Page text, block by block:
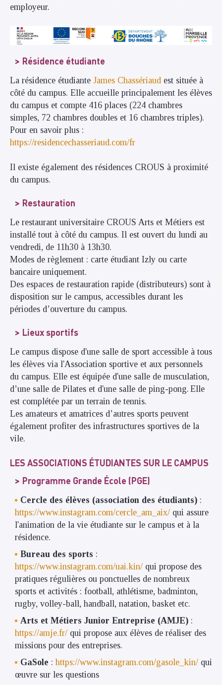
employeur.
Résidence étudiante
La résidence étudiante James Chassériaud est située à
côté du campus. Elle accueille principalement les élèves
du campus et compte 416 places (224 chambres
simples, 72 chambres doubles et 16 chambres triples).
Pour en savoir plus :
https://residencechasseriaud.com/fr
Il existe également des résidences CROUS à proximité
du campus.
Restauration
Le restaurant universitaire CROUS Arts et Métiers est
installé tout à côté du campus. Il est ouvert du lundi au
vendredi, de 11h30 à 13h30.
Modes de règlement : carte étudiant Izly ou carte
bancaire uniquement.
Des espaces de restauration rapide (distributeurs) sont à
disposition sur le campus, accessibles durant les
périodes d’ouverture du campus.
Lieux sportifs
Le campus dispose d'une salle de sport accessible à tous
les élèves via l'Association sportive et aux personnels
du campus. Elle est équipée d'une salle de musculation,
d’une salle de Pilates et d'une salle de ping-pong. Elle
est complétée par un terrain de tennis.
Les amateurs et amatrices d’autres sports peuvent
également profiter des infrastructures sportives de la
vile.
LES ASSOCIATIONS ÉTUDIANTES SUR LE CAMPUS
Programme Grande École (PGE)
Cercle des élèves (association des étudiants) :
https://www.instagram.com/cercle_am_aix/ qui assure
l'animation de la vie étudiante sur le campus et à la
résidence.
Bureau des sports :
https://www.instagram.com/uai.kin/ qui propose des
pratiques régulières ou ponctuelles de nombreux
sports et activités : football, athlétisme, badminton,
rugby, volley-ball, handball, natation, basket etc.
Arts et Métiers Junior Entreprise (AMJE) :
https://amje.fr/ qui propose aux élèves de réaliser des
missions pour des entreprises.
GaSole :https://www.instagram.com/gasole_kin/ qui
œuvre sur les questions